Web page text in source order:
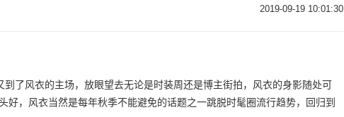
2019-09-19 10:01:30
了风衣的主场，放眼望去无论是时装周还是博主街拍，风衣的身影随处可
好，风衣当然是每年秋季不能避免的话题之一跳脱时髦圈流行趋势，回归到